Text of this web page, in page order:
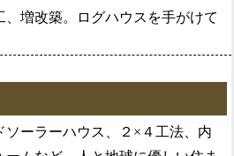
増改築。ログハウスを手がけて
ソーラーハウス、２×４工法、内